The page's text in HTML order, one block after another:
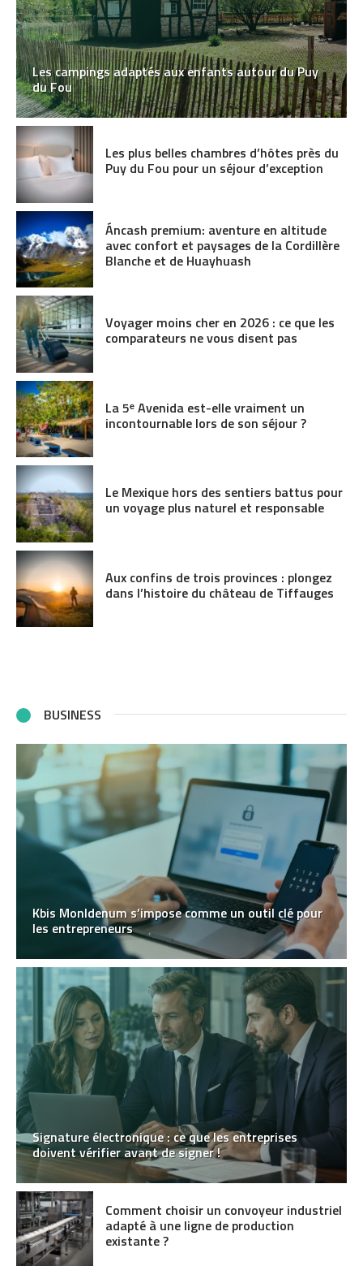
Les campings adaptés aux enfants autour du Puy
du Fou
Les plus belles chambres d’hôtes près du
Puy du Fou pour un séjour d’exception
Áncash premium: aventure en altitude
avec confort et paysages de la Cordillère
Blanche et de Huayhuash
Voyager moins cher en 2026 : ce que les
comparateurs ne vous disent pas
La 5ᵉ Avenida est-elle vraiment un
incontournable lors de son séjour ?
Le Mexique hors des sentiers battus pour
un voyage plus naturel et responsable
Aux confins de trois provinces : plongez
dans l’histoire du château de Tiffauges
BUSINESS
Kbis MonIdenum s’impose comme un outil clé pour
les entrepreneurs
Signature électronique : ce que les entreprises
doivent vérifier avant de signer !
Comment choisir un convoyeur industriel
adapté à une ligne de production
existante ?